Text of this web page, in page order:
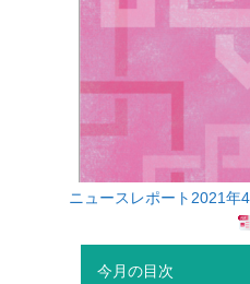
ニュースレポート2021年
今月の目次